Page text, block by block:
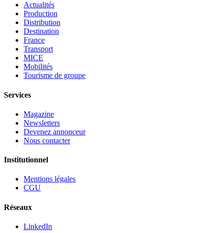
Actualités
Production
Distribution
Destination
France
Transport
MICE
Mobilités
Tourisme de groupe
Services
Magazine
Newsletters
Devenez annonceur
Nous contacter
Institutionnel
Mentions légales
CGU
Réseaux
LinkedIn